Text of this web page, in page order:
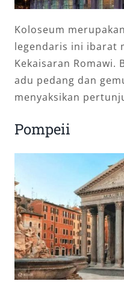
Koloseum
legendaris ini ibarat
Kekaisaran Romawi.
adu pedang dan
menyaksikan
Pompeii